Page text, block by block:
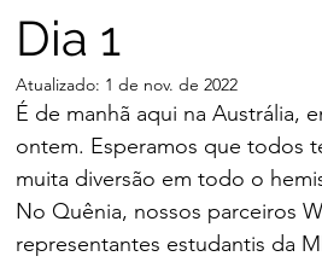
Dia 1
Atualizado: 1 de nov. de 2022
É de manhã aqui na Austrália,
ontem. Esperamos que todos
muita diversão em todo o
No Quênia, nossos parceiros
representantes estudantis da